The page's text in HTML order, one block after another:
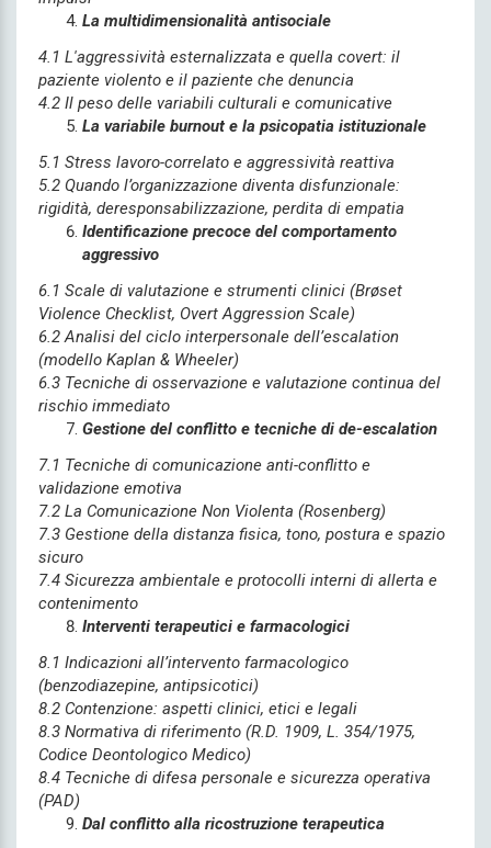
La multidimensionalità antisociale
4.1 L'aggressività esternalizzata e quella covert: il
paziente violento e il paziente che denuncia
4.2 Il peso delle variabili culturali e comunicative
La variabile burnout e la psicopatia istituzionale
5.1 Stress lavoro-correlato e aggressività reattiva
5.2 Quando l’organizzazione diventa disfunzionale:
rigidità, deresponsabilizzazione, perdita di empatia
Identificazione precoce del comportamento
aggressivo
6.1 Scale di valutazione e strumenti clinici (Brøset
Violence Checklist, Overt Aggression Scale)
6.2 Analisi del ciclo interpersonale dell’escalation
(modello Kaplan & Wheeler)
6.3 Tecniche di osservazione e valutazione continua del
rischio immediato
Gestione del conflitto e tecniche di de-escalation
7.1 Tecniche di comunicazione anti-conflitto e
validazione emotiva
7.2 La Comunicazione Non Violenta (Rosenberg)
7.3 Gestione della distanza fisica, tono, postura e spazio
sicuro
7.4 Sicurezza ambientale e protocolli interni di allerta e
contenimento
Interventi terapeutici e farmacologici
8.1 Indicazioni all’intervento farmacologico
(benzodiazepine, antipsicotici)
8.2 Contenzione: aspetti clinici, etici e legali
8.3 Normativa di riferimento (R.D. 1909, L. 354/1975,
Codice Deontologico Medico)
8.4 Tecniche di difesa personale e sicurezza operativa
(PAD)
Dal conflitto alla ricostruzione terapeutica